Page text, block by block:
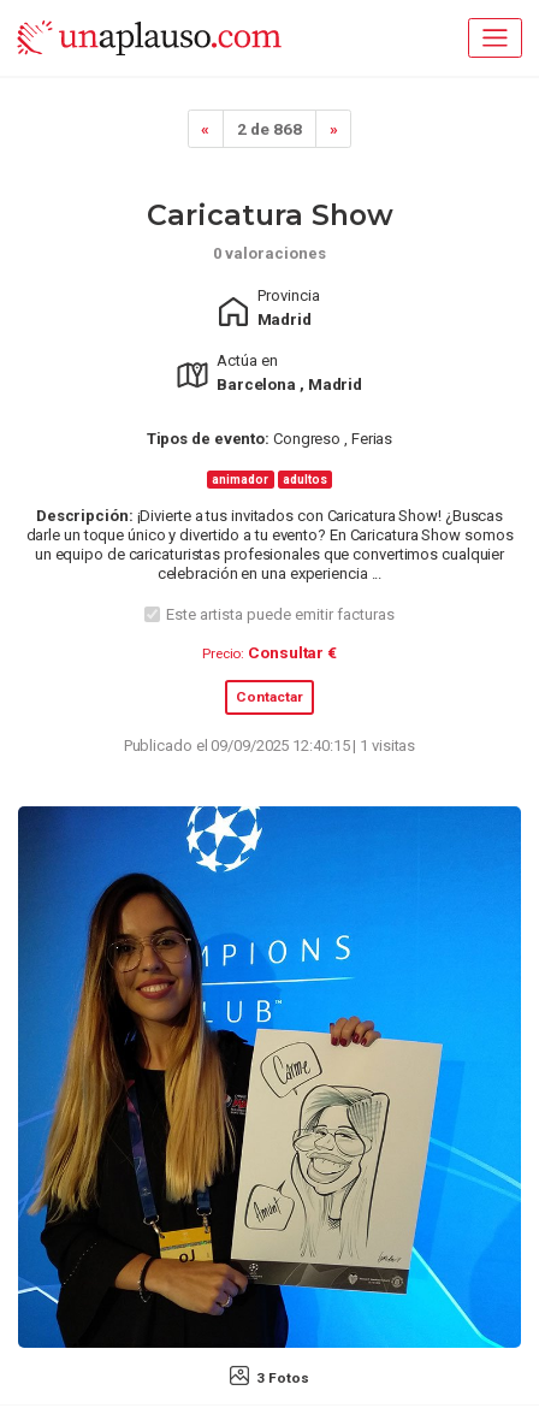
« 2 de 868 »
3 Fotos
Caricatura Show
0 valoraciones
Provincia
Madrid
Actúa en
Barcelona , Madrid
Tipos de evento: Congreso , Ferias
animador adultos
Descripción: ¡Divierte a tus invitados con Caricatura Show! ¿Buscas
darle un toque único y divertido a tu evento? En Caricatura Show somos
un equipo de caricaturistas profesionales que convertimos cualquier
celebración en una experiencia ...
Este artista puede emitir facturas
Precio: Consultar €
Contactar
Publicado el 09/09/2025 12:40:15 | 1 visitas